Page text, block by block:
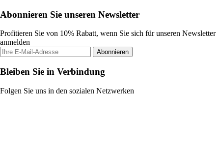
Abonnieren Sie unseren Newsletter
Profitieren Sie von 10% Rabatt, wenn Sie sich für unseren Newsletter
anmelden
Abonnieren
Bleiben Sie in Verbindung
Folgen Sie uns in den sozialen Netzwerken